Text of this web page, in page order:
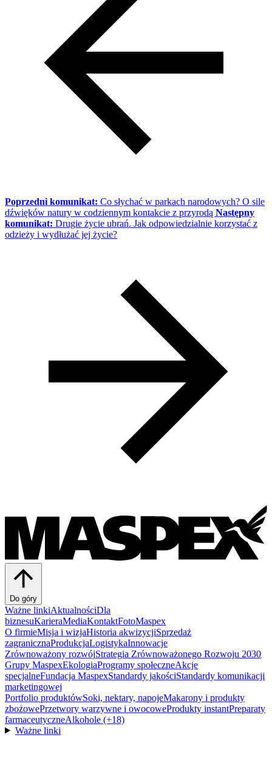
Poprzedni komunikat: Co słychać w parkach narodowych? O sile
dźwięków natury w codziennym kontakcie z przyrodą Następny
komunikat: Drugie życie ubrań. Jak odpowiedzialnie korzystać z
odzieży i wydłużać jej życie?
Do góry
Ważne linkiAktualnościDla
biznesuKarieraMediaKontaktFotoMaspex
O firmieMisja i wizjaHistoria akwizycjiSprzedaż
zagranicznaProdukcjaLogistykaInnowacje
Zrównoważony rozwójStrategia Zrównoważonego Rozwoju 2030
Grupy MaspexEkologiaProgramy społeczneAkcje
specjalneFundacja MaspexStandardy jakościStandardy komunikacji
marketingowej
Portfolio produktówSoki, nektary, napojeMakarony i produkty
zbożowePrzetwory warzywne i owocoweProdukty instantPreparaty
farmaceutyczneAlkohole (+18)
Ważne linki